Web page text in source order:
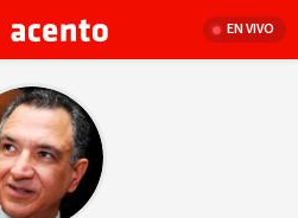
EN VIVO